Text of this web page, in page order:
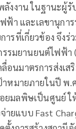
งงาน ในฐานะผู้
า และเลขานุกา
รที่เกี่ยวข้อง จึง
รมยานยนต์ไฟฟ้า
อนมาตรการส่งเ
าหมายภายในปี พ
ยมลพิษเป็นศูนย์ ใ
ยแบบ Fast